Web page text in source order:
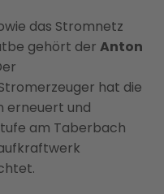
das Stromnetz
gehört der Anton
hat die
erneuert und
am Taberbach